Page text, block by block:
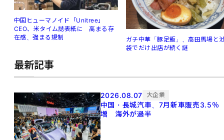
中国ヒューマノイド「Unitree」
CEO、米タイム誌表紙に 高まる存
在感、強まる規制
ガチ中華「豚足飯」、高田馬場と
袋でだけ出店が続く謎
最新記事
2026.08.07 大企業
中国・長城汽車、7月新車販売3.5％
増 海外が過半